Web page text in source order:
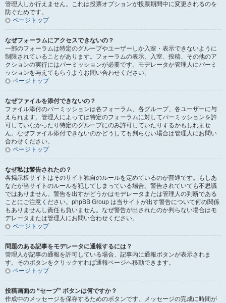
管理人しか行えません。これは投票オプションが投票期間中に変更されるのを
防ぐためです。
ページトップ
なぜフォーラムにアクセスできないの？
一部のフォーラムは特定のグループやユーザーしか入室・表示できないように
制限されていることがあります。フォーラムの表示、入室、投稿、その他のア
クションの実行にはパーミッションが必要です。モデレータか管理人にパーミ
ッションを与えてもらうようお問い合わせください。
ページトップ
なぜファイルを添付できないの？
ファイル添付のパーミッションは各フォーラム、各グループ、各ユーザーに与
えられます。管理人によっては特定のフォーラムに対してパーミッションを許
可していなかったり特定のグループにのみ許可していたりするかもしれませ
ん。なぜファイル添付できないのかどうしても判らない場合は管理人にお問い
合わせください。
ページトップ
なぜ私は警告されたの？
各掲示板サイトはそのサイト独自のルールを定めているのが普通です。もしあ
なたが当サイトのルールを犯してしまっている場合、警告されていても不思議
ではありません。警告を出すかどうかはモデレータまたは管理人の判断である
ことにご注意ください。phpBB Group は当サイトが出す警告について何の関係
もありませんし責任も負いません。なぜ警告が出されたのか判らない場合はモ
デレータまたは管理人にお問い合わせください。
ページトップ
問題のある記事をモデレータに通報するには？
管理人が記事の通報を許可している場合、記事内に通報ボタンが表示されま
す。そのボタンをクリックすれば通報ページへ移動できます。
ページトップ
投稿画面の “セーブ” ボタンは何ですか？
作成中のメッセージを保存するためのボタンです。メッセージの完成に時間が